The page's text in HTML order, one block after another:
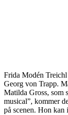
Frida Modén Treichl
Georg von Trapp.
Matilda Gross, som
musical”, kommer
på scenen. Hon kan